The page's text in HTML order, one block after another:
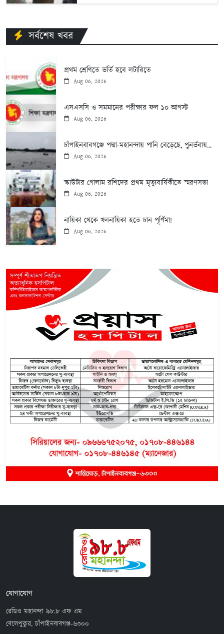
সর্বশেষ খবর
প্রথম শ্রেণিতে ভর্তি হবে লটারিতে
Aug 06, 2026
এসএসসি ও সমমানের পরীক্ষার ফল ১০ আগস্ট
Aug 06, 2026
চাঁপাইনবাবগঞ্জে পদ্মা-মহানন্দায় পানি বেড়েছে, পুনর্ভবায়...
Aug 06, 2026
স্কাউটার গোলাম রশিদের প্রথম মৃত্যুবার্ষিকীতে স্মরণসভা
Aug 06, 2026
নায়িকা থেকে খলনায়িকা হতে চান পূর্ণিমা!
Aug 06, 2026
যোগাযোগ
রেডিও মহানন্দা ৯৮.৮ এফ এম
বেলেপুকুর, চাঁপাইনবাবগঞ্জ-৬৩০০